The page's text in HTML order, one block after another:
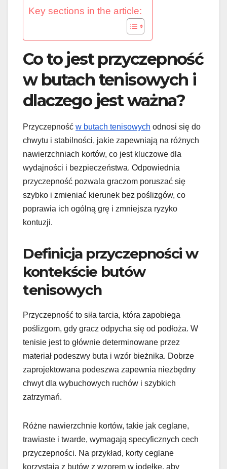
Key sections in the article:
Co to jest przyczepność
w butach tenisowych i
dlaczego jest ważna?
Przyczepność w butach tenisowych odnosi się do
chwytu i stabilności, jakie zapewniają na różnych
nawierzchniach kortów, co jest kluczowe dla
wydajności i bezpieczeństwa. Odpowiednia
przyczepność pozwala graczom poruszać się
szybko i zmieniać kierunek bez poślizgów, co
poprawia ich ogólną grę i zmniejsza ryzyko
kontuzji.
Definicja przyczepności w
kontekście butów
tenisowych
Przyczepność to siła tarcia, która zapobiega
poślizgom, gdy gracz odpycha się od podłoża. W
tenisie jest to głównie determinowane przez
materiał podeszwy buta i wzór bieżnika. Dobrze
zaprojektowana podeszwa zapewnia niezbędny
chwyt dla wybuchowych ruchów i szybkich
zatrzymań.
Różne nawierzchnie kortów, takie jak ceglane,
trawiaste i twarde, wymagają specyficznych cech
przyczepności. Na przykład, korty ceglane
korzystają z butów z wzorem w jodełkę, aby